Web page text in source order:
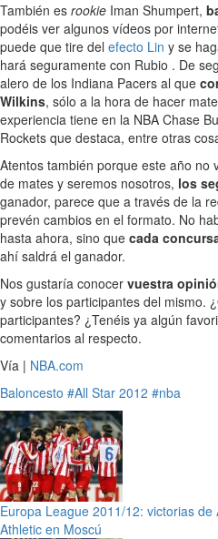
También es rookie Iman Shumpert,
podéis ver algunos vídeos por
puede que tire del efecto Lin y se
hará seguramente con Rubio . De
alero de los Indiana Pacers al que
Wilkins, sólo a la hora de hacer
experiencia tiene en la NBA Chase
Rockets que destaca, entre otras
Atentos también porque este año no
de mates y seremos nosotros, los
ganador, parece que a través de la
prevén cambios en el formato. No
hasta ahora, sino que cada
ahí saldrá el ganador.
Nos gustaría conocer vuestra
y sobre los participantes del mismo.
participantes? ¿Tenéis ya algún
comentarios al respecto.
Vía | NBA.com
Baloncesto #All Star 2012 #nba
Europa League 2011/12: victorias
Athletic en Moscú